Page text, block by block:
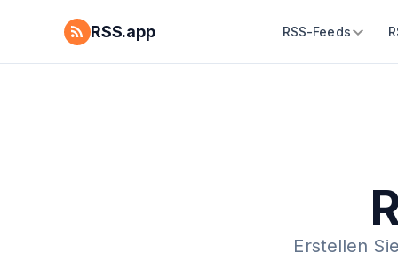
RSS.app RSS-Feeds
Erstellen